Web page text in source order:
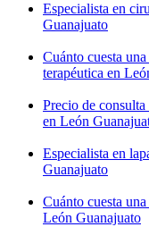
Especialista en
Guanajuato
Cuánto cuesta
terapéutica en
Precio de
en León
Especialista en
Guanajuato
Cuánto cuesta
León Guanajuato